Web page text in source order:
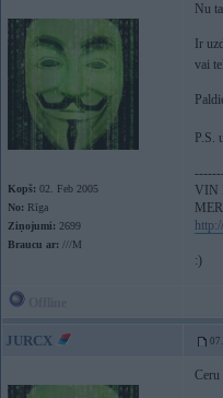
Kopš: 02. Feb 2005
No: Rīga
Ziņojumi: 2699
Braucu ar: ///M
Nu
Ir
vai
P.S.
VIN
:)
JURCX
Ceru